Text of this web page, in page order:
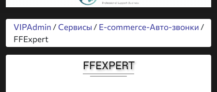
VIPAdmin / Сервисы / E-commerce-Авто-звонки /
FFExpert
FFEXPERT